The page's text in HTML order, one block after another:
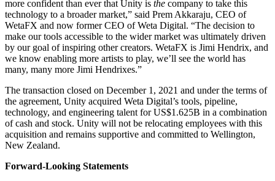
more confident than ever that Unity is the company to take this
technology to a broader market,” said Prem Akkaraju, CEO of
WetaFX and now former CEO of Weta Digital. “The decision to
make our tools accessible to the wider market was ultimately driven
by our goal of inspiring other creators. WetaFX is Jimi Hendrix, and
we know enabling more artists to play, we’ll see the world has
many, many more Jimi Hendrixes.”
The transaction closed on December 1, 2021 and under the terms of
the agreement, Unity acquired Weta Digital’s tools, pipeline,
technology, and engineering talent for US$1.625B in a combination
of cash and stock. Unity will not be relocating employees with this
acquisition and remains supportive and committed to Wellington,
New Zealand.
Forward-Looking Statements